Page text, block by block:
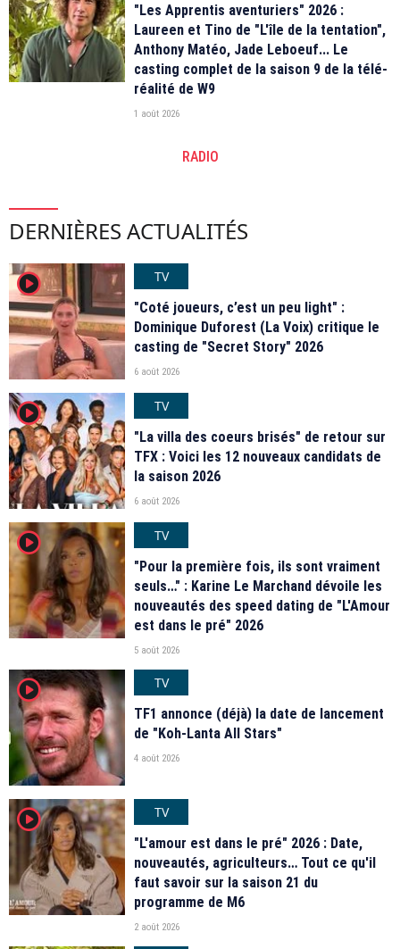
"Les Apprentis aventuriers" 2026 :
Laureen et Tino de "L'île de la tentation",
Anthony Matéo, Jade Leboeuf... Le
casting complet de la saison 9 de la télé-
réalité de W9
1 août 2026
RADIO
DERNIÈRES ACTUALITÉS
player2
TV
"Coté joueurs, c’est un peu light" :
Dominique Duforest (La Voix) critique le
casting de "Secret Story" 2026
6 août 2026
player2
TV
"La villa des coeurs brisés" de retour sur
TFX : Voici les 12 nouveaux candidats de
la saison 2026
6 août 2026
player2
TV
"Pour la première fois, ils sont vraiment
seuls…" : Karine Le Marchand dévoile les
nouveautés des speed dating de "L'Amour
est dans le pré" 2026
5 août 2026
player2
TV
TF1 annonce (déjà) la date de lancement
de "Koh-Lanta All Stars"
4 août 2026
player2
TV
"L'amour est dans le pré" 2026 : Date,
nouveautés, agriculteurs… Tout ce qu'il
faut savoir sur la saison 21 du
programme de M6
2 août 2026